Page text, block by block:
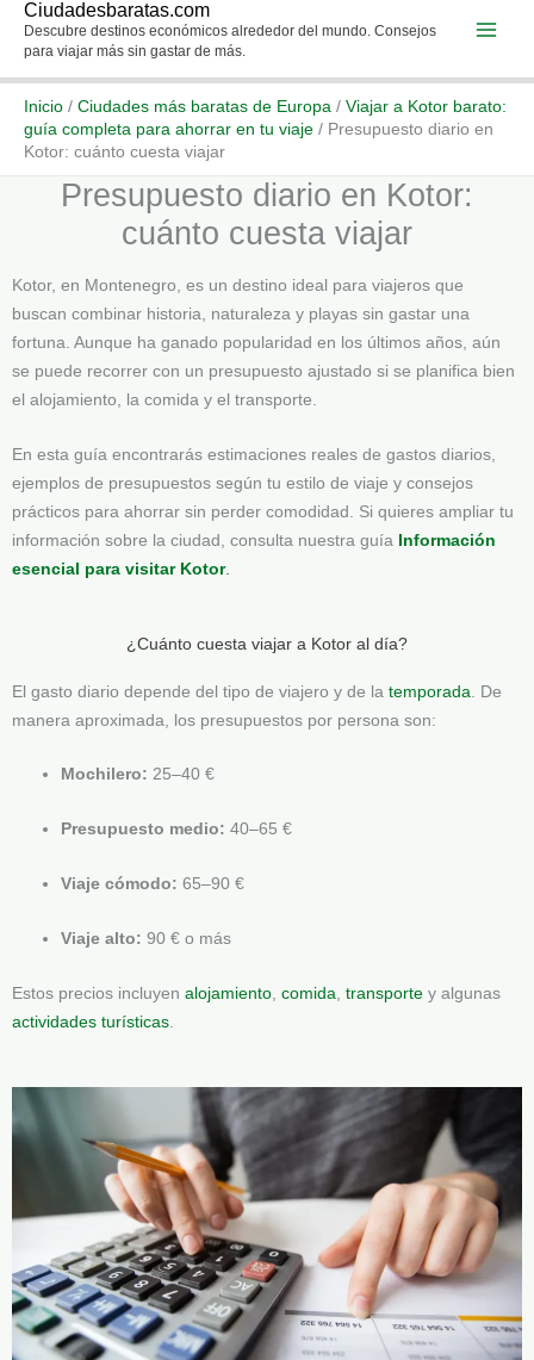
Ciudadesbaratas.com
Descubre destinos económicos alrededor del mundo. Consejos
para viajar más sin gastar de más.
Inicio / Ciudades más baratas de Europa / Viajar a Kotor barato:
guía completa para ahorrar en tu viaje / Presupuesto diario en
Kotor: cuánto cuesta viajar
Presupuesto diario en Kotor:
cuánto cuesta viajar
Kotor, en Montenegro, es un destino ideal para viajeros que
buscan combinar historia, naturaleza y playas sin gastar una
fortuna. Aunque ha ganado popularidad en los últimos años, aún
se puede recorrer con un presupuesto ajustado si se planifica bien
el alojamiento, la comida y el transporte.
En esta guía encontrarás estimaciones reales de gastos diarios,
ejemplos de presupuestos según tu estilo de viaje y consejos
prácticos para ahorrar sin perder comodidad. Si quieres ampliar tu
información sobre la ciudad, consulta nuestra guía Información
esencial para visitar Kotor.
¿Cuánto cuesta viajar a Kotor al día?
El gasto diario depende del tipo de viajero y de la temporada . De
manera aproximada, los presupuestos por persona son:
Mochilero: 25–40 €
Presupuesto medio: 40–65 €
Viaje cómodo: 65–90 €
Viaje alto: 90 € o más
Estos precios incluyen alojamiento comida transporte y algunas
actividades turísticas